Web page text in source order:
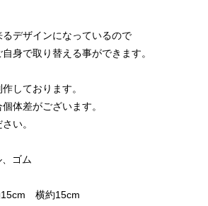
デザインになっているので
身で取り替える事ができます。
しております。
体差がございます。
い。
ゴム
横約15cm